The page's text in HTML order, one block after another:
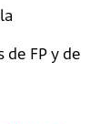
FP y de